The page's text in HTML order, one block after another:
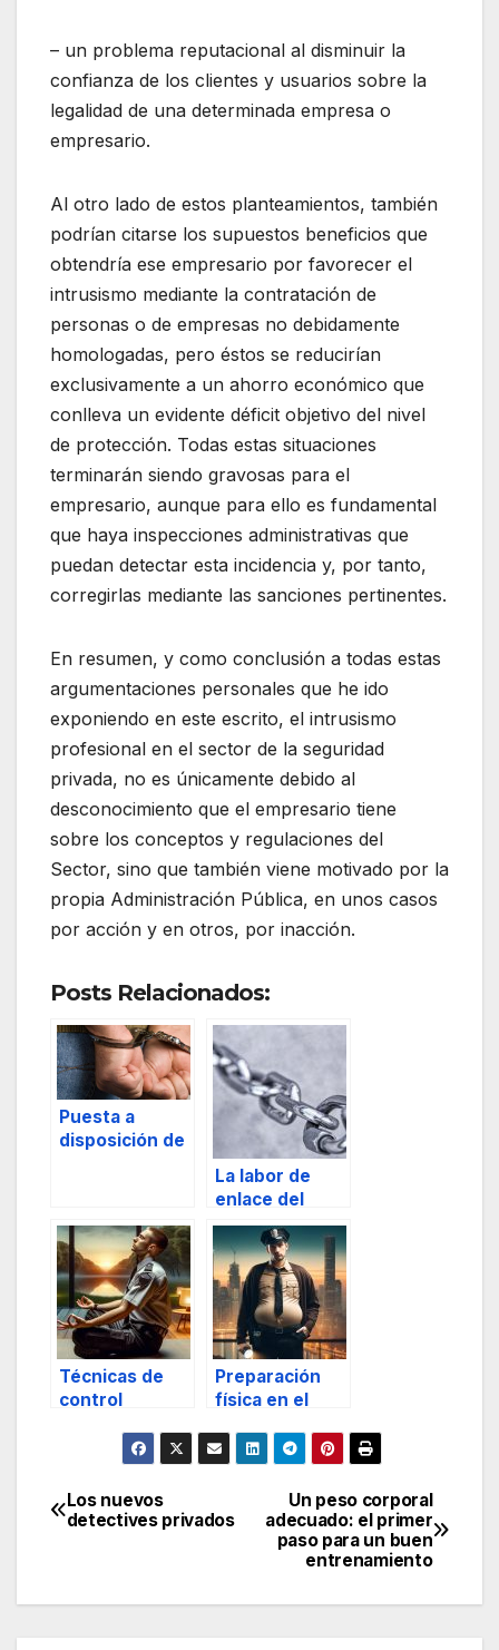
– un problema reputacional al disminuir la
confianza de los clientes y usuarios sobre la
legalidad de una determinada empresa o
empresario.
Al otro lado de estos planteamientos, también
podrían citarse los supuestos beneficios que
obtendría ese empresario por favorecer el
intrusismo mediante la contratación de
personas o de empresas no debidamente
homologadas, pero éstos se reducirían
exclusivamente a un ahorro económico que
conlleva un evidente déficit objetivo del nivel
de protección. Todas estas situaciones
terminarán siendo gravosas para el
empresario, aunque para ello es fundamental
que haya inspecciones administrativas que
puedan detectar esta incidencia y, por tanto,
corregirlas mediante las sanciones pertinentes.
En resumen, y como conclusión a todas estas
argumentaciones personales que he ido
exponiendo en este escrito, el intrusismo
profesional en el sector de la seguridad
privada, no es únicamente debido al
desconocimiento que el empresario tiene
sobre los conceptos y regulaciones del
Sector, sino que también viene motivado por la
propia Administración Pública, en unos casos
por acción y en otros, por inacción.
Posts Relacionados:
Puesta a
disposición de
sus efectos.
La labor de
enlace del
director de
seguridad.
Técnicas de
control
aplicadas a la
seguridad
privada
Preparación
física en el
seguridad
profesional
Navegación
entradas
Un peso corporal
adecuado: el primer
paso para un buen
entrenamiento
Los nuevos
detectives privados